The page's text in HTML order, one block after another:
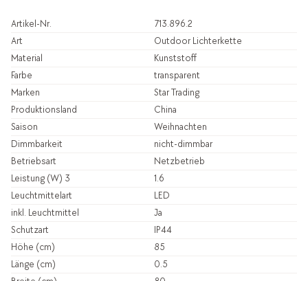
Artikel-Nr.
713.896.2
Art
Outdoor Lichterkette
Material
Kunststoff
Farbe
transparent
Marken
Star Trading
Produktionsland
China
Saison
Weihnachten
Dimmbarkeit
nicht-dimmbar
Betriebsart
Netzbetrieb
Leistung (W) 3
1.6
Leuchtmittelart
LED
inkl. Leuchtmittel
Ja
Schutzart
IP44
Höhe (cm)
85
Länge (cm)
0.5